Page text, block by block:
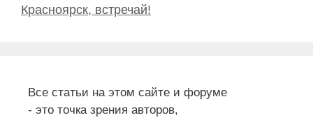
Красноярск, встречай!
Все статьи на этом сайте и форуме
- это точка зрения авторов,